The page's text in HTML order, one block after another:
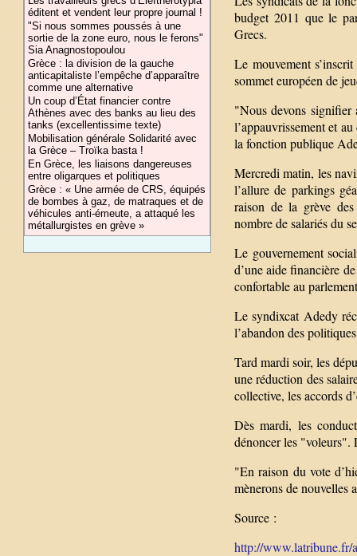
éditent et vendent leur propre journal !
"Si nous sommes poussés à une
sortie de la zone euro, nous le ferons"
Sia Anagnostopoulou
Grèce : la division de la gauche
anticapitaliste l’empêche d’apparaître
comme une alternative
Un coup d’État financier contre
Athènes avec des banks au lieu des
tanks (excellentissime texte)
Mobilisation générale Solidarité avec
la Grèce – Troïka basta !
En Grèce, les liaisons dangereuses
entre oligarques et politiques
Grèce : « Une armée de CRS, équipés
de bombes à gaz, de matraques et de
véhicules anti-émeute, a attaqué les
métallurgistes en grève »
budget 2011 que le
Grecs.
Le mouvement
sommet européen de
"Nous devons signifier
l’appauvrissement et
la fonction publique
Mercredi matin, les
l’allure de parkings
raison de la grève
nombre de salariés du
Le gouvernement
d’une aide financière
confortable au
Le syndixcat Adedy
l’abandon des
Tard mardi soir, les
une réduction des
collective, les accords
Dès mardi, les
dénoncer les "voleurs".
"En raison du vote
mènerons de nouvelles
Source :
http://www.latribune.fr/